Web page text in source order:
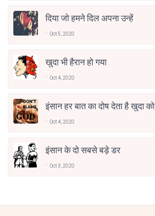
दिया जो हमने दिल अपना उन्हें
Oct 5, 2020
खुदा भी हैरान हो गया
Oct 4, 2020
इंसान हर बात का दोष देता है खुदा को
Oct 4, 2020
इंसान के दो सबसे बड़े डर
Oct 3, 2020